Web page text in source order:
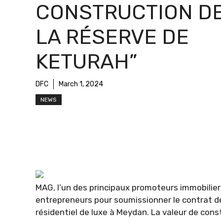
CONSTRUCTION
LA RÉSERVE DE
KETURAH”
DFC March 1, 2024
NEWS
MAG, l’un des principaux promoteurs
entrepreneurs pour soumissionner le contrat
résidentiel de luxe à Meydan. La valeur de